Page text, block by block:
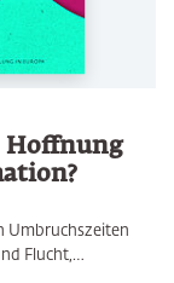
Hoffnung
Umbruchszeiten
Flucht,…